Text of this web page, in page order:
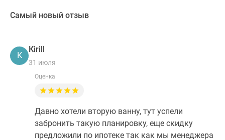
Самый новый отзыв
К
Кirill
31 июля
Оценка
Давно хотели вторую ванну, тут успели
забронить такую планировку, еще скидку
предложили по ипотеке так как мы менеджера